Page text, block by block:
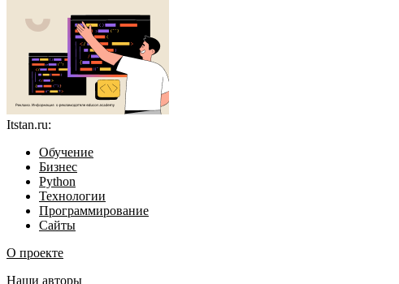
Itstan.ru:
Обучение
Бизнес
Python
Технологии
Программирование
Сайты
О проекте
Наши авторы